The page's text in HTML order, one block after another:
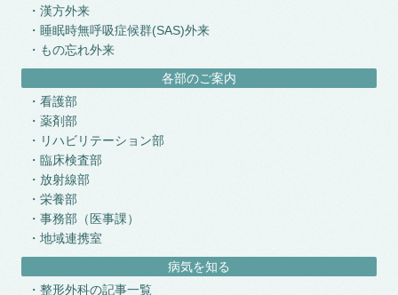
漢方外来
睡眠時無呼吸症候群(SAS)外来
もの忘れ外来
各部のご案内
看護部
薬剤部
リハビリテーション部
臨床検査部
放射線部
栄養部
事務部（医事課）
地域連携室
病気を知る
整形外科の記事一覧